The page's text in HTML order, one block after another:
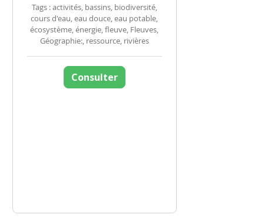
Tags : activités, bassins, biodiversité,
cours d'eau, eau douce, eau potable,
écosystème, énergie, fleuve, Fleuves,
Géographie:, ressource, rivières
Consulter